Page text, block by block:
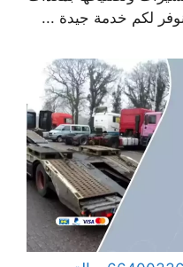
لكم خدمة جيدة ...